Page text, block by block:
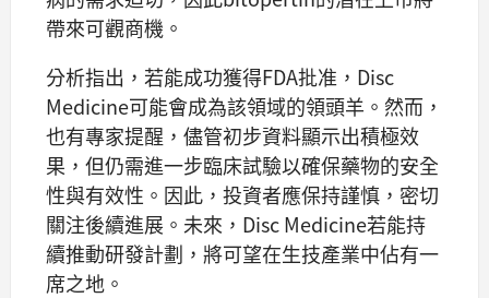
帶來可觀商機。
分析指出，若能成功獲得FDA批准，Disc
Medicine可能會成為該領域的領頭羊。然而，
也有專家提醒，儘管初步資料顯示出積極效
果，但仍需進一步臨床試驗以確保藥物的安全
性與有效性。因此，投資者應保持謹慎，密切
關注後續進展。未來，Disc Medicine若能持
續推動研發計劃，將可望在生技產業中佔有一
席之地。